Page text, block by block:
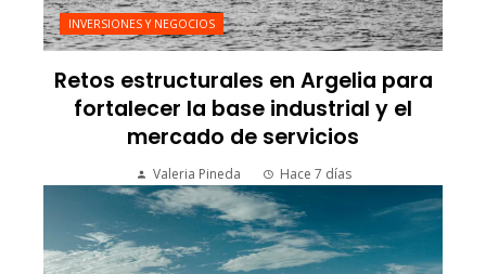
INVERSIONES Y NEGOCIOS
Retos estructurales en Argelia para
fortalecer la base industrial y el
mercado de servicios
Valeria Pineda Hace 7 días